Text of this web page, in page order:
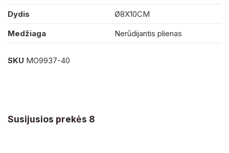
Dydis
Ø8X10CM
Medžiaga
Nerūdijantis plienas
SKU MO9937-40
Susijusios prekės 8